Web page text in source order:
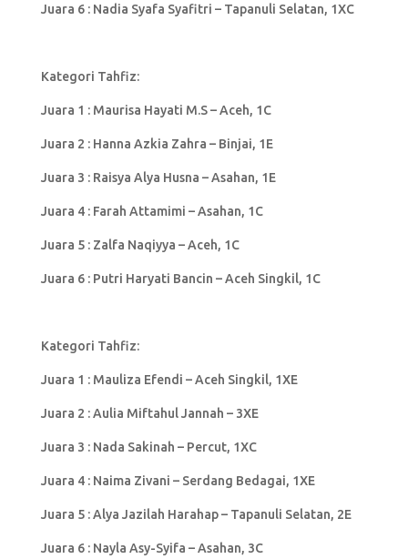
Juara 6 : Nadia Syafa Syafitri – Tapanuli Selatan, 1XC
Kategori Tahfiz:
Juara 1 : Maurisa Hayati M.S – Aceh, 1C
Juara 2 : Hanna Azkia Zahra – Binjai, 1E
Juara 3 : Raisya Alya Husna – Asahan, 1E
Juara 4 : Farah Attamimi – Asahan, 1C
Juara 5 : Zalfa Naqiyya – Aceh, 1C
Juara 6 : Putri Haryati Bancin – Aceh Singkil, 1C
Kategori Tahfiz:
Juara 1 : Mauliza Efendi – Aceh Singkil, 1XE
Juara 2 : Aulia Miftahul Jannah – 3XE
Juara 3 : Nada Sakinah – Percut, 1XC
Juara 4 : Naima Zivani – Serdang Bedagai, 1XE
Juara 5 : Alya Jazilah Harahap – Tapanuli Selatan, 2E
Juara 6 : Nayla Asy-Syifa – Asahan, 3C